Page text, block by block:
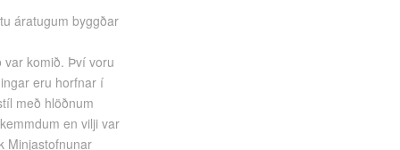
áratugum byggðar
var komið. Því voru
eru horfnar í
með hlöðnum
en vilji var
Minjastofnunar